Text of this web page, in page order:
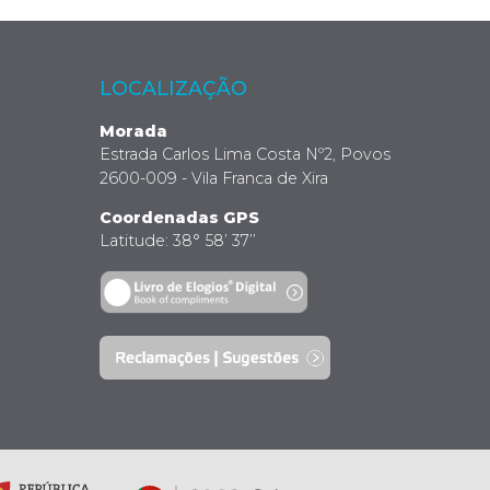
LOCALIZAÇÃO
Morada
Estrada Carlos Lima Costa Nº2, Povos
2600-009 - Vila Franca de Xira
Coordenadas GPS
Latitude: 38° 58’ 37’’